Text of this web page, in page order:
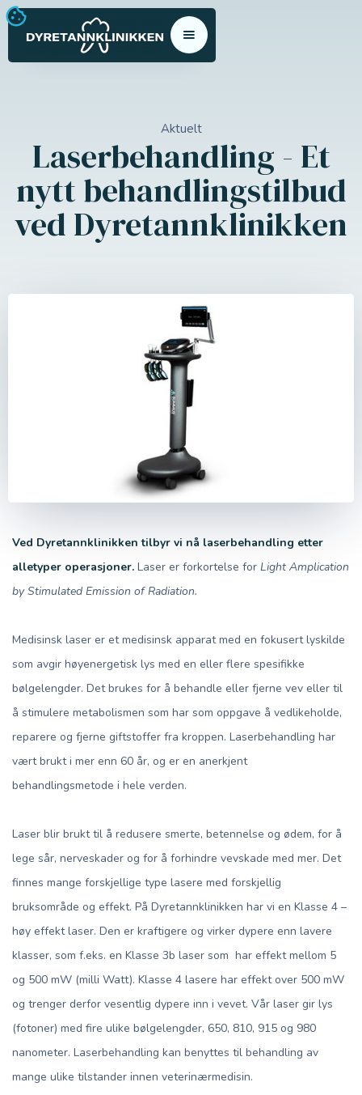
Aktuelt
Laserbehandling - Et
nytt behandlingstilbud
ved Dyretannklinikken
Ved Dyretannklinikken tilbyr vi nå laserbehandling etter
alletyper operasjoner. Laser er forkortelse for Light Amplication
by Stimulated Emission of Radiation.
Medisinsk laser er et medisinsk apparat med en fokusert lyskilde
som avgir høyenergetisk lys med en eller flere spesifikke
bølgelengder. Det brukes for å behandle eller fjerne vev eller til
å stimulere metabolismen som har som oppgave å vedlikeholde,
reparere og fjerne giftstoffer fra kroppen. Laserbehandling har
vært brukt i mer enn 60 år, og er en anerkjent
behandlingsmetode i hele verden.
Laser blir brukt til å redusere smerte, betennelse og ødem, for å
lege sår, nerveskader og for å forhindre vevskade med mer. Det
finnes mange forskjellige type lasere med forskjellig
bruksområde og effekt. På Dyretannklinikken har vi en Klasse 4 –
høy effekt laser. Den er kraftigere og virker dypere enn lavere
klasser, som f.eks. en Klasse 3b laser som har effekt mellom 5
og 500 mW (milli Watt). Klasse 4 lasere har effekt over 500 mW
og trenger derfor vesentlig dypere inn i vevet. Vår laser gir lys
(fotoner) med fire ulike bølgelengder, 650, 810, 915 og 980
nanometer. Laserbehandling kan benyttes til behandling av
mange ulike tilstander innen veterinærmedisin.